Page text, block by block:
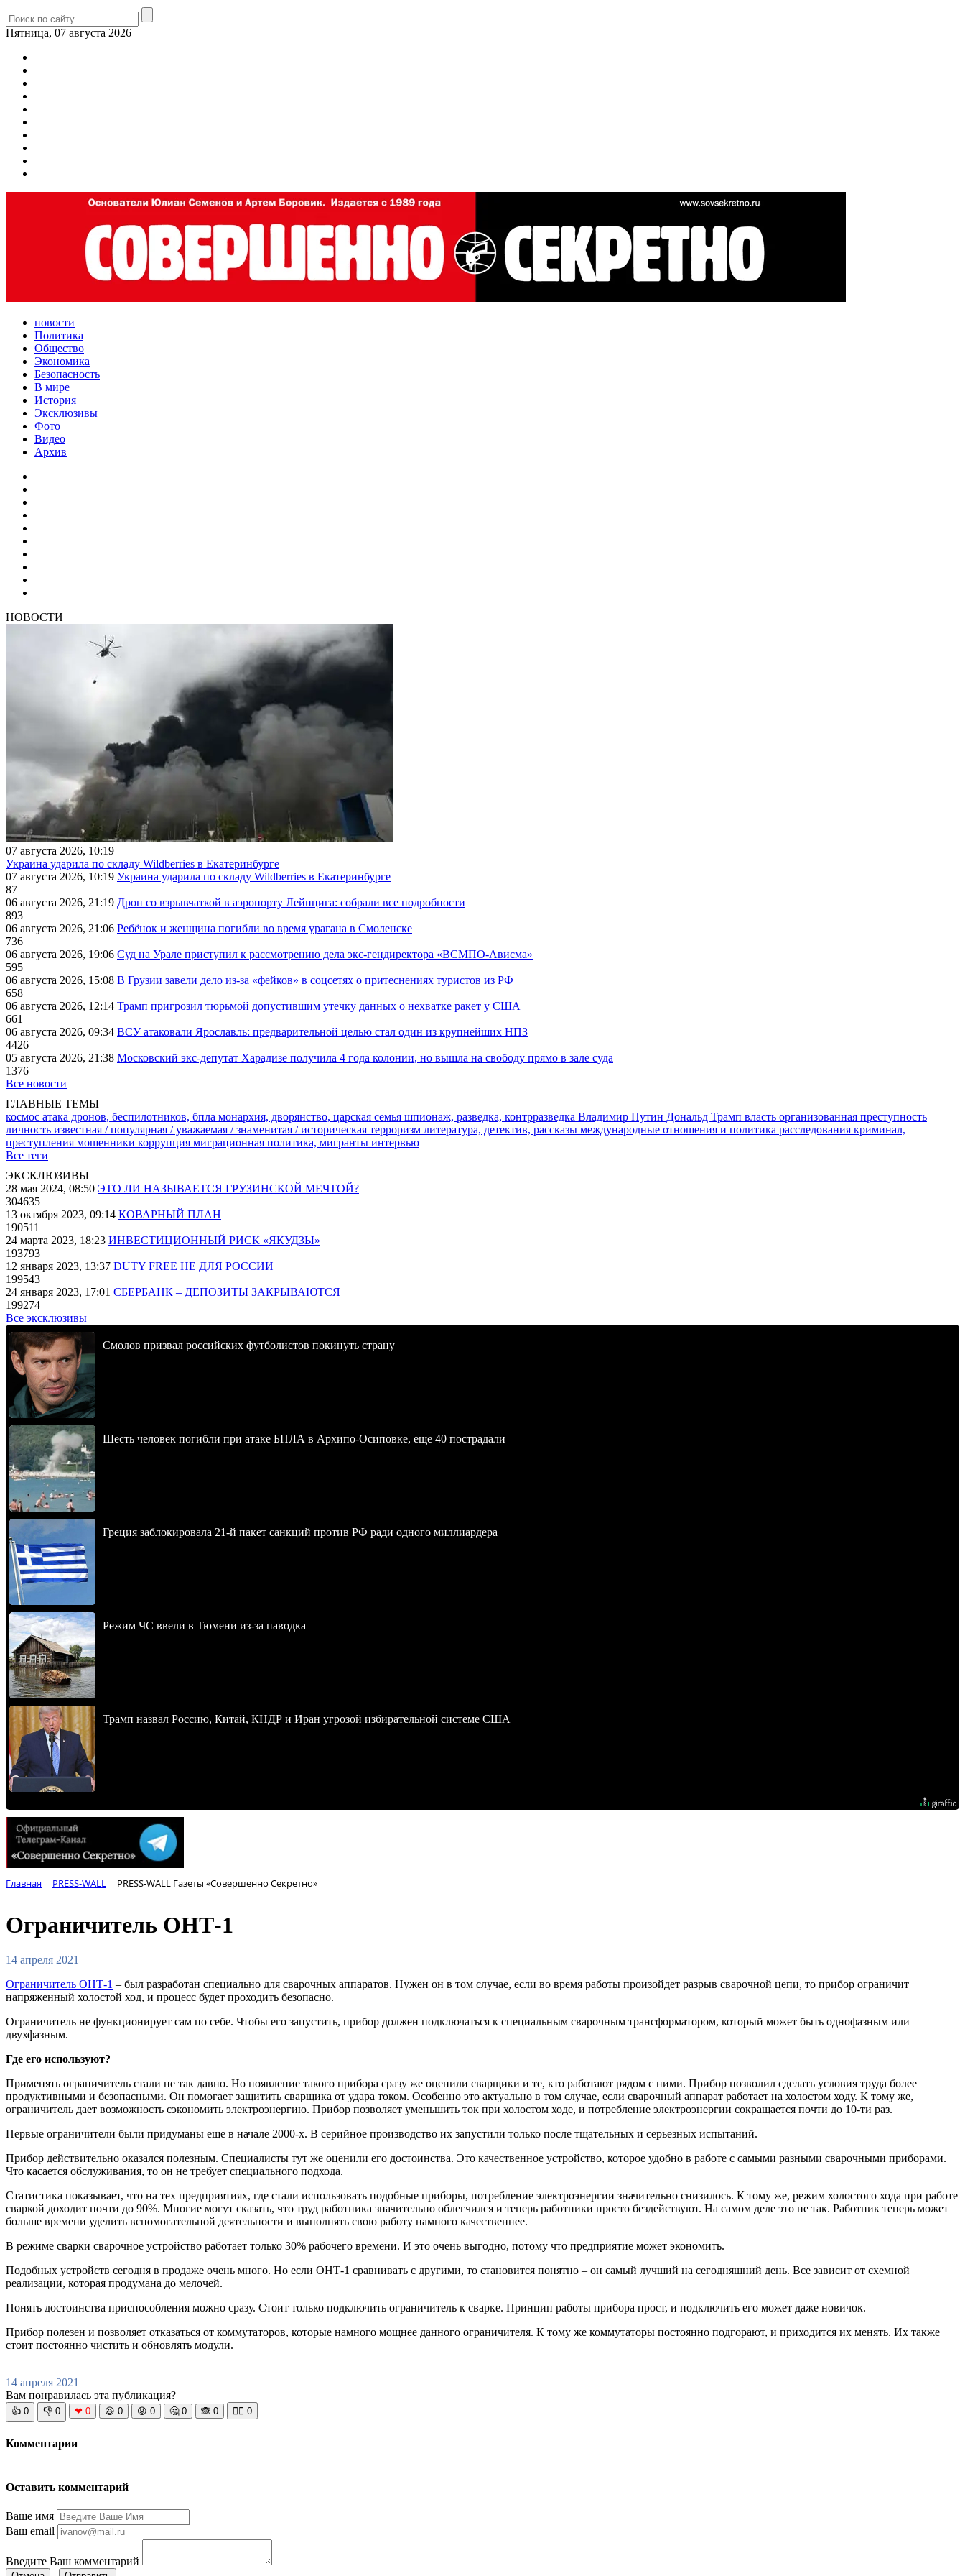
Пятница, 07 августа 2026
новости
Политика
Общество
Экономика
Безопасность
В мире
История
Эксклюзивы
Фото
Видео
Архив
НОВОСТИ
07 августа 2026, 10:19
Украина ударила по складу Wildberries в Екатеринбурге
07 августа 2026, 10:19 Украина ударила по складу Wildberries в Екатеринбурге
87
06 августа 2026, 21:19 Дрон со взрывчаткой в аэропорту Лейпцига: собрали все подробности
893
06 августа 2026, 21:06 Ребёнок и женщина погибли во время урагана в Смоленске
736
06 августа 2026, 19:06 Суд на Урале приступил к рассмотрению дела экс-гендиректора «ВСМПО-Ависма»
595
06 августа 2026, 15:08 В Грузии завели дело из-за «фейков» в соцсетях о притеснениях туристов из РФ
658
06 августа 2026, 12:14 Трамп пригрозил тюрьмой допустившим утечку данных о нехватке ракет у США
661
06 августа 2026, 09:34 ВСУ атаковали Ярославль: предварительной целью стал один из крупнейших НПЗ
4426
05 августа 2026, 21:38 Московский экс-депутат Харадизе получила 4 года колонии, но вышла на свободу прямо в зале суда
1376
Все новости
ГЛАВНЫЕ ТЕМЫ
космос атака дронов, беспилотников, бпла монархия, дворянство, царская семья шпионаж, разведка, контрразведка Владимир Путин Дональд Трамп власть организованная преступность
личность известная / популярная / уважаемая / знаменитая / историческая терроризм литература, детектив, рассказы международные отношения и политика расследования криминал,
преступления мошенники коррупция миграционная политика, мигранты интервью
Все теги
ЭКСКЛЮЗИВЫ
28 мая 2024, 08:50 ЭТО ЛИ НАЗЫВАЕТСЯ ГРУЗИНСКОЙ МЕЧТОЙ?
304635
13 октября 2023, 09:14 КОВАРНЫЙ ПЛАН
190511
24 марта 2023, 18:23 ИНВЕСТИЦИОННЫЙ РИСК «ЯКУДЗЫ»
193793
12 января 2023, 13:37 DUTY FREE НЕ ДЛЯ РОССИИ
199543
24 января 2023, 17:01 СБЕРБАНК – ДЕПОЗИТЫ ЗАКРЫВАЮТСЯ
199274
Все эксклюзивы
Смолов призвал российских футболистов покинуть страну
Шесть человек погибли при атаке БПЛА в Архипо-Осиповке, еще 40 пострадали
Греция заблокировала 21-й пакет санкций против РФ ради одного миллиардера
Режим ЧС ввели в Тюмени из-за паводка
Трамп назвал Россию, Китай, КНДР и Иран угрозой избирательной системе США
Главная PRESS-WALL PRESS-WALL Газеты «Совершенно Секретно»
Ограничитель ОНТ-1
14 апреля 2021
Ограничитель ОНТ-1 – был разработан специально для сварочных аппаратов. Нужен он в том случае, если во время работы произойдет разрыв сварочной цепи, то прибор ограничит
напряженный холостой ход, и процесс будет проходить безопасно.
Ограничитель не функционирует сам по себе. Чтобы его запустить, прибор должен подключаться к специальным сварочным трансформатором, который может быть однофазным или
двухфазным.
Где его используют?
Применять ограничитель стали не так давно. Но появление такого прибора сразу же оценили сварщики и те, кто работают рядом с ними. Прибор позволил сделать условия труда более
продуктивными и безопасными. Он помогает защитить сварщика от удара током. Особенно это актуально в том случае, если сварочный аппарат работает на холостом ходу. К тому же,
ограничитель дает возможность сэкономить электроэнергию. Прибор позволяет уменьшить ток при холостом ходе, и потребление электроэнергии сокращается почти до 10-ти раз.
Первые ограничители были придуманы еще в начале 2000-х. В серийное производство их запустили только после тщательных и серьезных испытаний.
Прибор действительно оказался полезным. Специалисты тут же оценили его достоинства. Это качественное устройство, которое удобно в работе с самыми разными сварочными приборами.
Что касается обслуживания, то он не требует специального подхода.
Статистика показывает, что на тех предприятиях, где стали использовать подобные приборы, потребление электроэнергии значительно снизилось. К тому же, режим холостого хода при работе
сваркой доходит почти до 90%. Многие могут сказать, что труд работника значительно облегчился и теперь работники просто бездействуют. На самом деле это не так. Работник теперь может
больше времени уделить вспомогательной деятельности и выполнять свою работу намного качественнее.
В режиме сварки сварочное устройство работает только 30% рабочего времени. И это очень выгодно, потому что предприятие может экономить.
Подобных устройств сегодня в продаже очень много. Но если ОНТ-1 сравнивать с другими, то становится понятно – он самый лучший на сегодняшний день. Все зависит от схемной
реализации, которая продумана до мелочей.
Понять достоинства приспособления можно сразу. Стоит только подключить ограничитель к сварке. Принцип работы прибора прост, и подключить его может даже новичок.
Прибор полезен и позволяет отказаться от коммутаторов, которые намного мощнее данного ограничителя. К тому же коммутаторы постоянно подгорают, и приходится их менять. Их также
стоит постоянно чистить и обновлять модули.
14 апреля 2021
Вам понравилась эта публикация?
👍 0 👎 0 ❤ 0 😆 0 😡 0 🤔 0 🙈 0 🧘‍♀️ 0
Комментарии
Оставить комментарий
Ваше имя
Ваш email
Введите Ваш комментарий